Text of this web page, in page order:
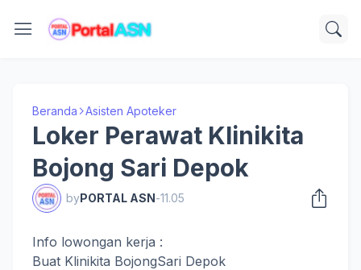
Beranda Asisten Apoteker
Loker Perawat Klinikita
Bojong Sari Depok
byPORTAL ASN-11.05
Info lowongan kerja :
Buat Klinikita BojongSari Depok